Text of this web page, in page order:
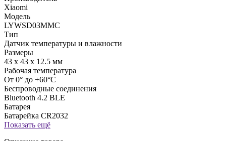
Xiaomi
Модель
LYWSD03MMC
Тип
Датчик температуры и влажности
Размеры
43 х 43 х 12.5 мм
Рабочая температура
От 0° до +60°С
Беспроводные соединения
Bluetooth 4.2 BLE
Батарея
Батарейка CR2032
Показать ещё